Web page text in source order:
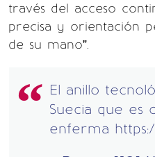
través del acceso
precisa y orientación
de su mano”.
El anillo
Suecia que es
enferma